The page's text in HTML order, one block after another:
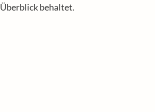
Überblick behaltet.